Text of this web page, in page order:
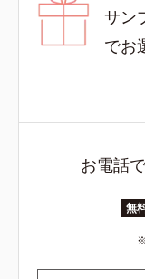
サン
でお
お電話
無